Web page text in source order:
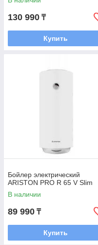
130 990 ₸
Купить
Бойлер электрический
ARISTON PRO R 65 V Slim
В наличии
89 990 ₸
Купить